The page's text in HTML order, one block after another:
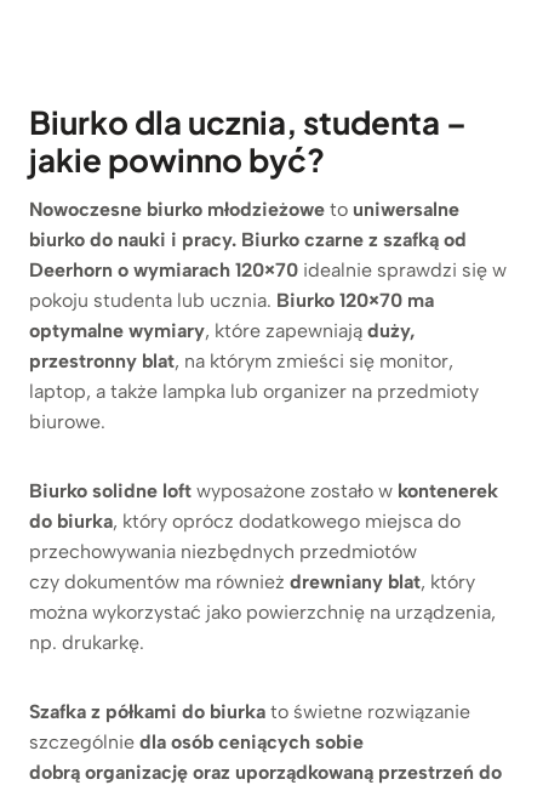
Biurko dla ucznia, studenta –
jakie powinno być?
Nowoczesne biurko młodzieżowe to uniwersalne
biurko do nauki i pracy. Biurko czarne z szafką od
Deerhorn o wymiarach 120×70 idealnie sprawdzi się w
pokoju studenta lub ucznia. Biurko 120×70 ma
optymalne wymiary, które zapewniają duży,
przestronny blat, na którym zmieści się monitor,
laptop, a także lampka lub organizer na przedmioty
biurowe.
Biurko solidne loft wyposażone zostało w kontenerek
do biurka, który oprócz dodatkowego miejsca do
przechowywania niezbędnych przedmiotów
czy dokumentów ma również drewniany blat, który
można wykorzystać jako powierzchnię na urządzenia,
np. drukarkę.
Szafka z półkami do biurka to świetne rozwiązanie
szczególnie dla osób ceniących sobie
dobrą organizację oraz uporządkowaną przestrzeń do